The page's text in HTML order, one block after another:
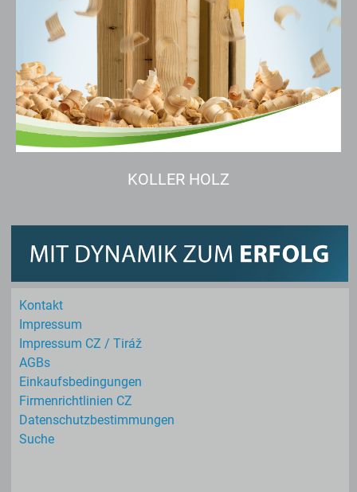
KOLLER HOLZ
Kontakt
Impressum
Impressum CZ / Tiráž
AGBs
Einkaufs­bedingungen
Firmenrichtlinien CZ
Datenschutz­bestimmungen
Suche